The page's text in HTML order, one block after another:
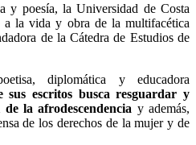
y poesía, la Universidad de Costa
la vida y obra de la multifacética
de la Cátedra de Estudios de
diplomática y educadora
sus escritos busca resguardar y
la afrodescendencia y además,
de los derechos de la mujer y de